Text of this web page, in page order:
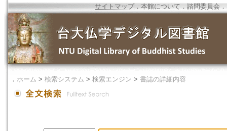
サイトマップ．本館について ． 諮問委員会 ．
． ホーム > 検索システム > 検索エンジン > 書誌の詳細内容